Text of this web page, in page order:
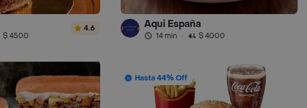
$ 4500
4.6 Aqui España
14 min · $ 4000
Hasta 44% Off